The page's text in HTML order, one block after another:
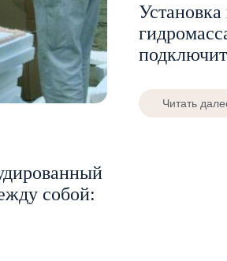
собой:
Читать